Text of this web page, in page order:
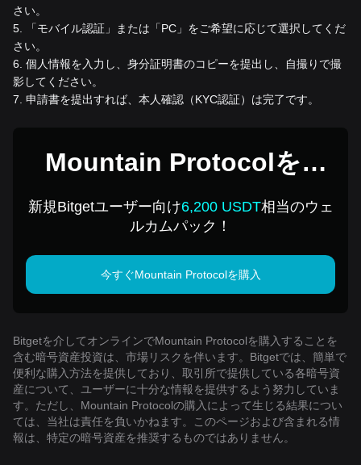
さい。
5
「モバイル認証」または「PC」をご希望に応じて選択してくだ
さい。
6 個人情報を入力し、身分証明書のコピーを提出し、自撮りで撮
影してください。
7 申請書を提出すれば、本人確認（KYC認証）は完了です。
Mountain Protocolを1
USDで購入
新規Bitgetユーザー向け6,200 USDT相当のウェ
ルカムパック！
今すぐMountain Protocolを購入
Bitgetを介してオンラインでMountain Protocolを購入することを
含む暗号資産投資は、市場リスクを伴います。Bitgetでは、簡単で
便利な購入方法を提供しており、取引所で提供している各暗号資
産について、ユーザーに十分な情報を提供するよう努力していま
す。ただし、Mountain Protocolの購入によって生じる結果につい
ては、当社は責任を負いかねます。このページおよび含まれる情
報は、特定の暗号資産を推奨するものではありません。